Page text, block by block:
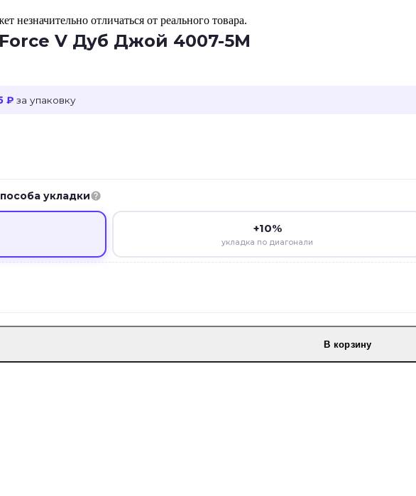
незначительно отличаться от реального товара.
V Дуб Джой 4007-5М
₽ за упаковку
укладки
+10%
укладка по диагонали
В корзину